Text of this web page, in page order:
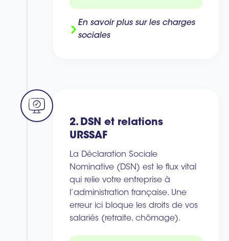
En savoir plus sur les charges
sociales
2. DSN et relations
URSSAF
La Déclaration Sociale
Nominative (DSN) est le flux vital
qui relie votre entreprise à
l’administration française. Une
erreur ici bloque les droits de vos
salariés (retraite, chômage).